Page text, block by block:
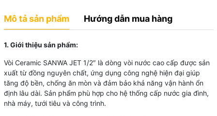
Mô tả sản phẩm Hướng dẫn mua hàng
1. Giới thiệu sản phẩm:
Vòi Ceramic SANWA JET 1/2″ là dòng vòi nước cao cấp được sản
xuất từ đồng nguyên chất, ứng dụng công nghệ hiện đại giúp
tăng độ bền, chống ăn mòn và đảm bảo khả năng vận hành ổn
định lâu dài. Sản phẩm phù hợp cho hệ thống cấp nước gia đình,
nhà máy, tưới tiêu và công trình.